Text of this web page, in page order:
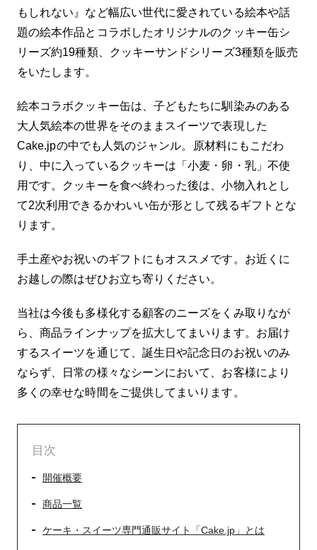
もしれない』など幅広い世代に愛されている絵本や話
題の絵本作品とコラボしたオリジナルのクッキー缶シ
リーズ約19種類、クッキーサンドシリーズ3種類を販売
をいたします。
絵本コラボクッキー缶は、子どもたちに馴染みのある
大人気絵本の世界をそのままスイーツで表現した
Cake.jpの中でも人気のジャンル。原材料にもこだわ
り、中に入っているクッキーは「小麦・卵・乳」不使
用です。クッキーを食べ終わった後は、小物入れとし
て2次利用できるかわいい缶が形として残るギフトとな
ります。
手土産やお祝いのギフトにもオススメです。お近くに
お越しの際はぜひお立ち寄りください。
当社は今後も多様化する顧客のニーズをくみ取りなが
ら、商品ラインナップを拡大してまいります。お届け
するスイーツを通じて、誕生日や記念日のお祝いのみ
ならず、日常の様々なシーンにおいて、お客様により
多くの幸せな時間をご提供してまいります。
目次
開催概要
商品一覧
ケーキ・スイーツ専門通販サイト「Cake.jp」とは